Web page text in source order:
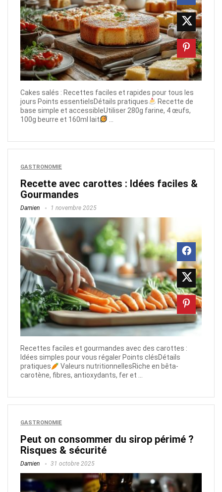
Cakes salés : Recettes faciles et rapides pour tous les
jours Points essentielsDétails pratiques
Recette de
base simple et accessibleUtiliser 280g farine, 4 œufs,
100g beurre et 160ml lait
GASTRONOMIE
Recette avec carottes : Idées faciles &
Gourmandes
Damien 1 novembre 2025
Recettes faciles et gourmandes avec des carottes :
Idées simples pour vous régaler Points clésDétails
pratiques
Valeurs nutritionnellesRiche en bêta-
carotène, fibres, antioxydants, fer et ...
GASTRONOMIE
Peut on consommer du sirop périmé ?
Risques & sécurité
Damien 31 octobre 2025